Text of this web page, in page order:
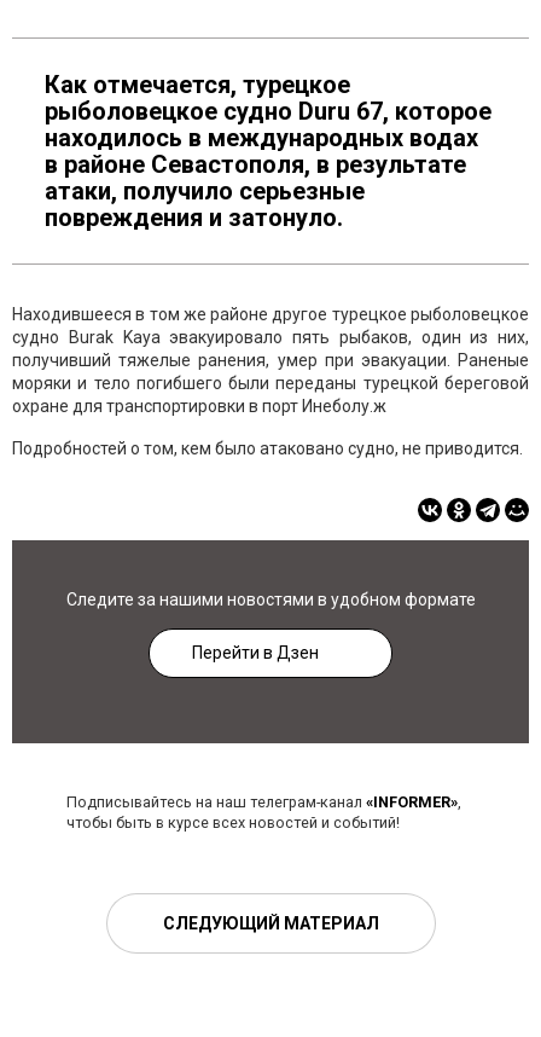
Как отмечается, турецкое
рыболовецкое судно Duru 67, которое
находилось в международных водах
в районе Севастополя, в результате
атаки, получило серьезные
повреждения и затонуло.
Находившееся в том же районе другое турецкое рыболовецкое
судно Burak Kaya эвакуировало пять рыбаков, один из них,
получивший тяжелые ранения, умер при эвакуации. Раненые
моряки и тело погибшего были переданы турецкой береговой
охране для транспортировки в порт Инеболу.ж
Подробностей о том, кем было атаковано судно, не приводится.
Следите за нашими новостями в удобном формате
Перейти в Дзен
Подписывайтесь на наш телеграм-канал «INFORMER»,
чтобы быть в курсе всех новостей и событий!
СЛЕДУЮЩИЙ МАТЕРИАЛ